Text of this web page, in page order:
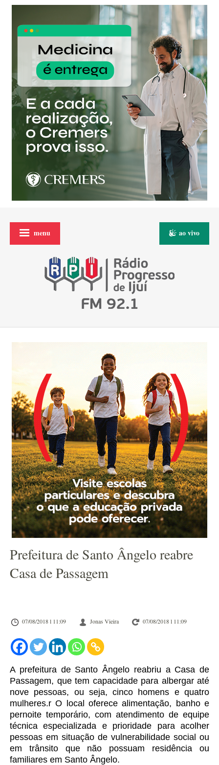
menu ao vivo
Prefeitura de Santo Ângelo reabre
Casa de Passagem
07/08/2018 l 11:09 Jonas Vieira 07/08/2018 l 11:09
A prefeitura de Santo Ângelo reabriu a Casa de
Passagem, que tem capacidade para albergar até
nove pessoas, ou seja, cinco homens e quatro
mulheres.r O local oferece alimentação, banho e
pernoite temporário, com atendimento de equipe
técnica especializada e prioridade para acolher
pessoas em situação de vulnerabilidade social ou
em trânsito que não possuam residência ou
familiares em Santo Ângelo.